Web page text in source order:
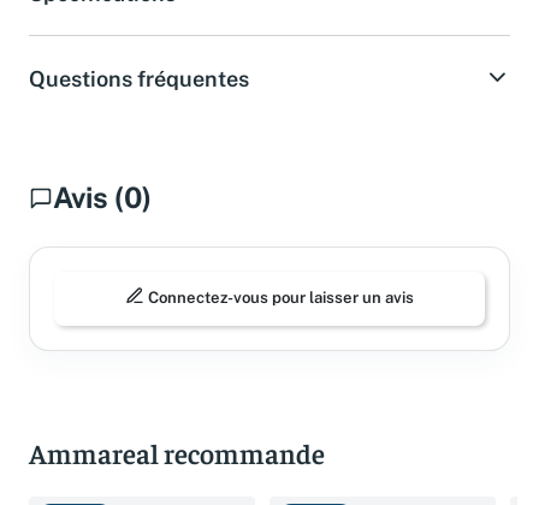
Questions fréquentes
Avis (0)
Connectez-vous pour laisser un avis
Ammareal recommande